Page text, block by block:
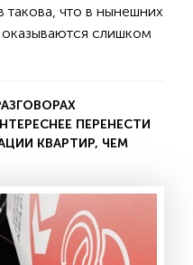
такова, что в нынешних
слишком
ПЕРЕНЕСТИ
КВАРТИР, ЧЕМ